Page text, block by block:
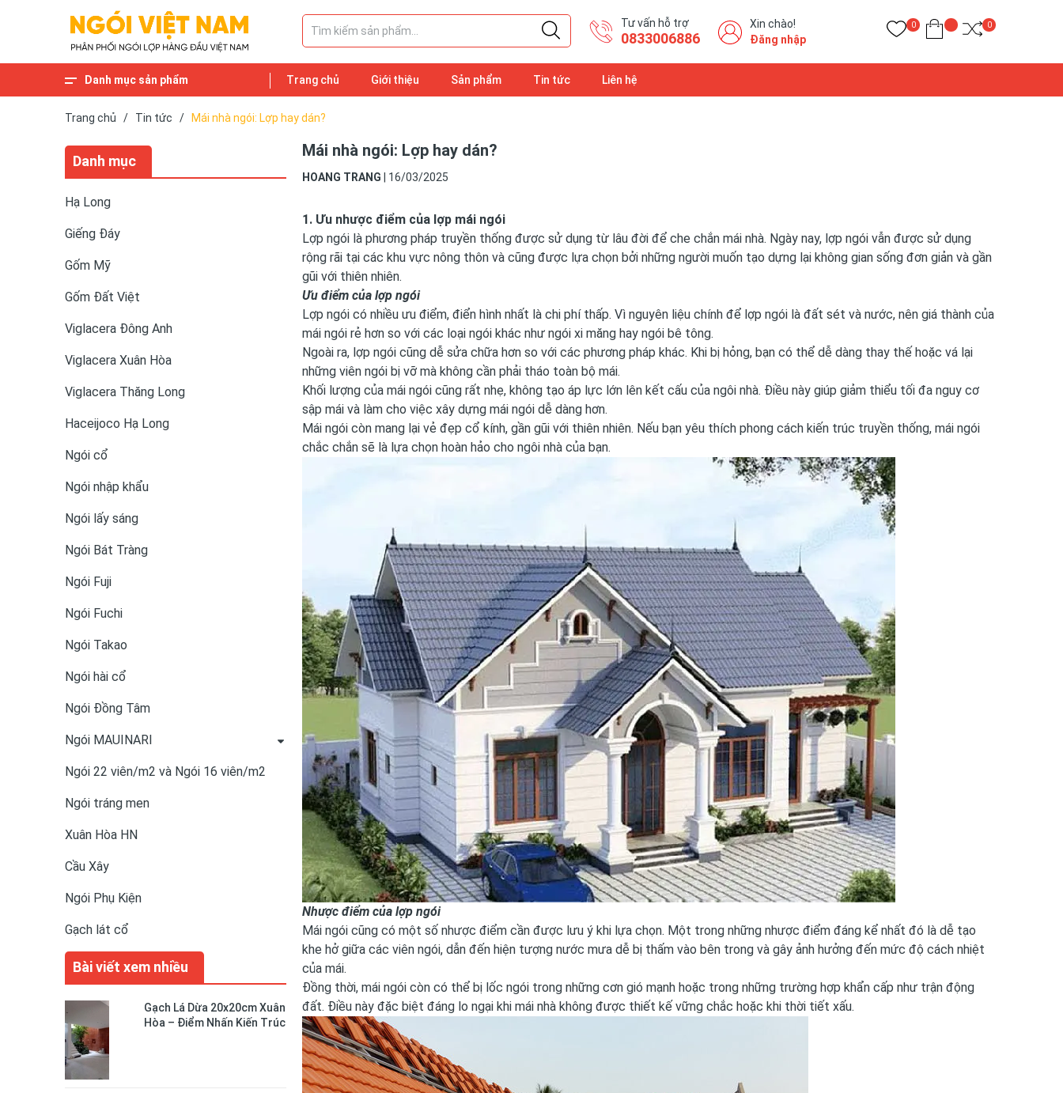
Tư vấn hỗ trợ
​0833006886
Xin chào!
Đăng nhập
0 0
Danh mục sản phẩm Trang chủ Giới thiệu Sản phẩm Tin tức Liên hệ
Trang chủ / Tin tức / Mái nhà ngói: Lợp hay dán?
Danh mục
Hạ Long
Giếng Đáy
Gốm Mỹ
Gốm Đất Việt
Viglacera Đông Anh
Viglacera Xuân Hòa
Viglacera Thăng Long
Haceijoco Hạ Long
Ngói cổ
Ngói nhập khẩu
Ngói lấy sáng
Ngói Bát Tràng
Ngói Fuji
Ngói Fuchi
Ngói Takao
Ngói hài cổ
Ngói Đồng Tâm
Ngói MAUINARI
Ngói 22 viên/m2 và Ngói 16 viên/m2
Ngói tráng men
Xuân Hòa HN
Cầu Xây
Ngói Phụ Kiện
Gạch lát cổ
Bài viết xem nhiều
Gạch Lá Dừa 20x20cm Xuân
Hòa – Điểm Nhấn Kiến Trúc
Mái nhà ngói: Lợp hay dán?
HOANG TRANG 16/03/2025
1. Ưu nhược điểm của lợp mái ngói
Lợp ngói là phương pháp truyền thống được sử dụng từ lâu đời để che chắn mái nhà. Ngày nay, lợp ngói vẫn được sử dụng
rộng rãi tại các khu vực nông thôn và cũng được lựa chọn bởi những người muốn tạo dựng lại không gian sống đơn giản và gần
gũi với thiên nhiên.
Ưu điểm của lợp ngói
Lợp ngói có nhiều ưu điểm, điển hình nhất là chi phí thấp. Vì nguyên liệu chính để lợp ngói là đất sét và nước, nên giá thành của
mái ngói rẻ hơn so với các loại ngói khác như ngói xi măng hay ngói bê tông.
Ngoài ra, lợp ngói cũng dễ sửa chữa hơn so với các phương pháp khác. Khi bị hỏng, bạn có thể dễ dàng thay thế hoặc vá lại
những viên ngói bị vỡ mà không cần phải tháo toàn bộ mái.
Khối lượng của mái ngói cũng rất nhẹ, không tạo áp lực lớn lên kết cấu của ngôi nhà. Điều này giúp giảm thiểu tối đa nguy cơ
sập mái và làm cho việc xây dựng mái ngói dễ dàng hơn.
Mái ngói còn mang lại vẻ đẹp cổ kính, gần gũi với thiên nhiên. Nếu bạn yêu thích phong cách kiến trúc truyền thống, mái ngói
chắc chắn sẽ là lựa chọn hoàn hảo cho ngôi nhà của bạn.
Nhược điểm của lợp ngói
Mái ngói cũng có một số nhược điểm cần được lưu ý khi lựa chọn. Một trong những nhược điểm đáng kể nhất đó là dễ tạo
khe hở giữa các viên ngói, dẫn đến hiện tượng nước mưa dễ bị thấm vào bên trong và gây ảnh hưởng đến mức độ cách nhiệt
của mái.
Đồng thời, mái ngói còn có thể bị lốc ngói trong những cơn gió mạnh hoặc trong những trường hợp khẩn cấp như trận động
đất. Điều này đặc biệt đáng lo ngại khi mái nhà không được thiết kế vững chắc hoặc khi thời tiết xấu.